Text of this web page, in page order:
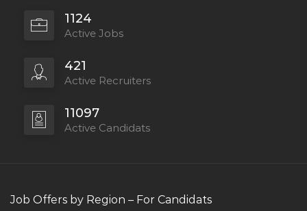
1124
Active Jobs
421
Active Recruiters
11097
Active Candidats
Job Offers by Region – For Candidats